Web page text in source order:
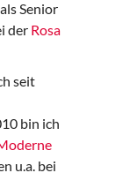
Senior
der Rosa
seit
bin ich
u.a. bei